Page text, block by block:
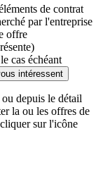
de contrat
par l'entreprise
offre
cas échéant
intéressent
depuis le détail
la ou les offres de
sur l'icône